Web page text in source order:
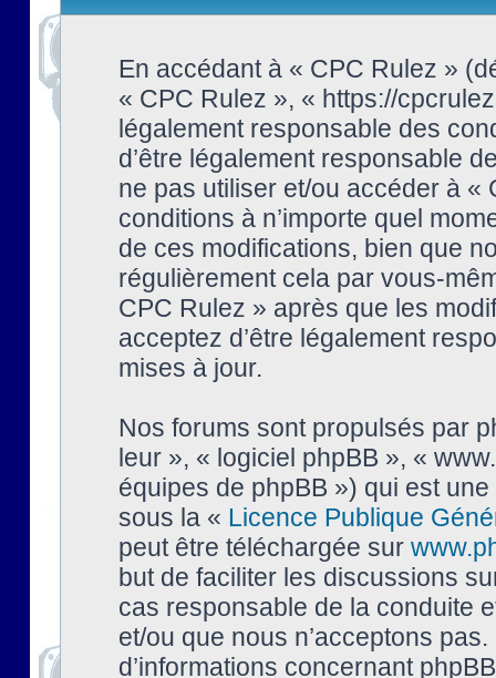
En accédant à « CPC Rulez »
« CPC Rulez », « https://
légalement responsable des
d’être légalement responsable
ne pas utiliser et/ou accéder à
conditions à n’importe quel
de ces modifications, bien que
régulièrement cela par vous-
CPC Rulez » après que les
acceptez d’être légalement
mises à jour.
Nos forums sont propulsés par
leur », « logiciel phpBB », «
équipes de phpBB ») qui est
sous la « Licence Publique
peut être téléchargée sur
but de faciliter les discussions
cas responsable de la conduite
et/ou que nous n’acceptons
d’informations concernant